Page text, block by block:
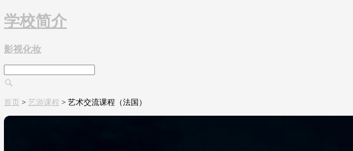
学校简介
影视化妆
首页 > 艺游课程 > 艺术交流课程（法国）